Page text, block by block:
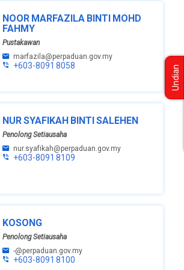
NOOR MARFAZILA BINTI MOHD
FAHMY
Pustakawan
marfazila@perpaduan.gov.my
+603-8091 8058
NUR SYAFIKAH BINTI SALEHEN
Penolong Setiausaha
nur.syafikah@perpaduan.gov.my
+603-8091 8109
KOSONG
Penolong Setiausaha
-@perpaduan.gov.my
+603-8091 8100
Undian